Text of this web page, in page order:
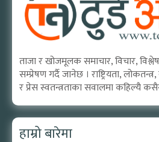
ताजा र खोजमूलक समाचार, विचार,
सम्प्रेषण गर्दै जानेछ । राष्ट्रियता,
र प्रेस स्वतन्त्रताका सवालमा कहिल्यै
हाम्रो बारेमा